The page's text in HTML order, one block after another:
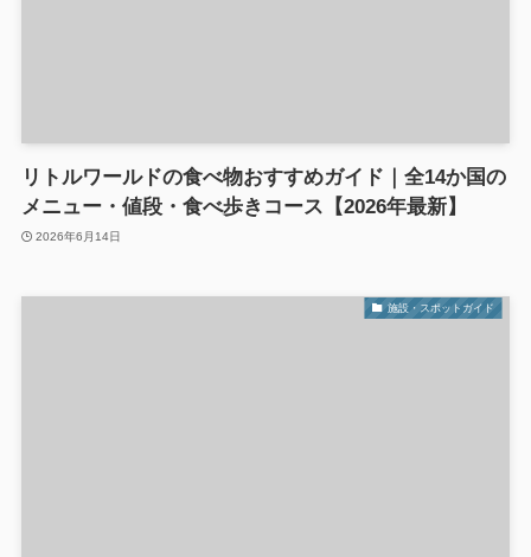
リトルワールドの食べ物おすすめガイド｜全14か国の
メニュー・値段・食べ歩きコース【2026年最新】
2026年6月14日
施設・スポットガイド